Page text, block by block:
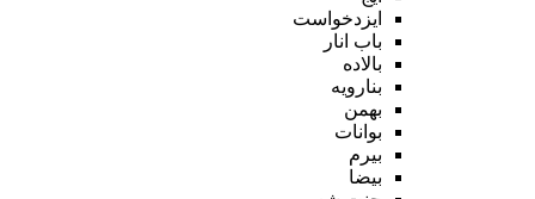
ایزدخواست
باب انار
بالاده
بنارویه
بهمن
بوانات
بیرم
بیضا